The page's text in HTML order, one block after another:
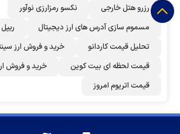
رزرو هتل خارجی
نکسو رمزارزی نوآور
مسموم سازی آدرس های ارز دیجیتال
تحلیل قیمت کاردانو
خرید و فروش ارز
قیمت لحظه ای بیت کوین
خرید و فروش
قیمت اتریوم امروز